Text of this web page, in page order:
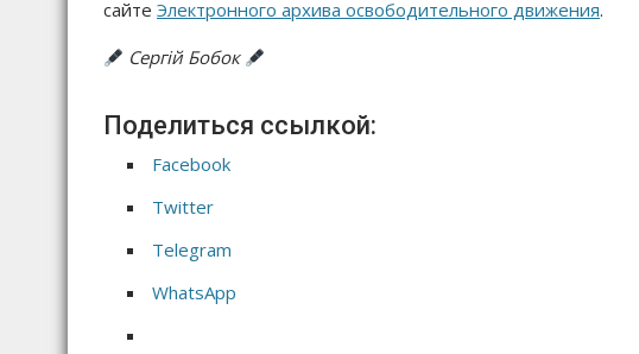
сайте Электронного архива освободительного движения.
Сергій Бобок
Поделиться ссылкой:
Facebook
Twitter
Telegram
WhatsApp